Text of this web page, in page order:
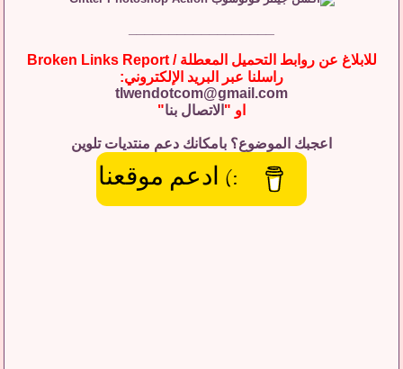
للابلاغ عن روابط التحميل المعطلة / Broken Links Report
راسلنا عبر البريد الإلكتروني:
tlwendotcom@gmail.com
او " الاتصال بنا"
اعجبك الموضوع؟ بامكانك دعم منتديات تلوين
:) ادعم موقعنا